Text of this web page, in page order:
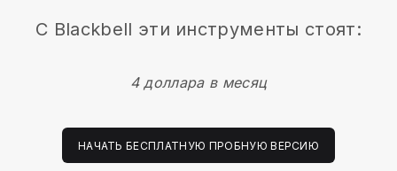
С Blackbell эти инструменты стоят:
4 доллара в месяц
НАЧАТЬ БЕСПЛАТНУЮ ПРОБНУЮ ВЕРСИЮ